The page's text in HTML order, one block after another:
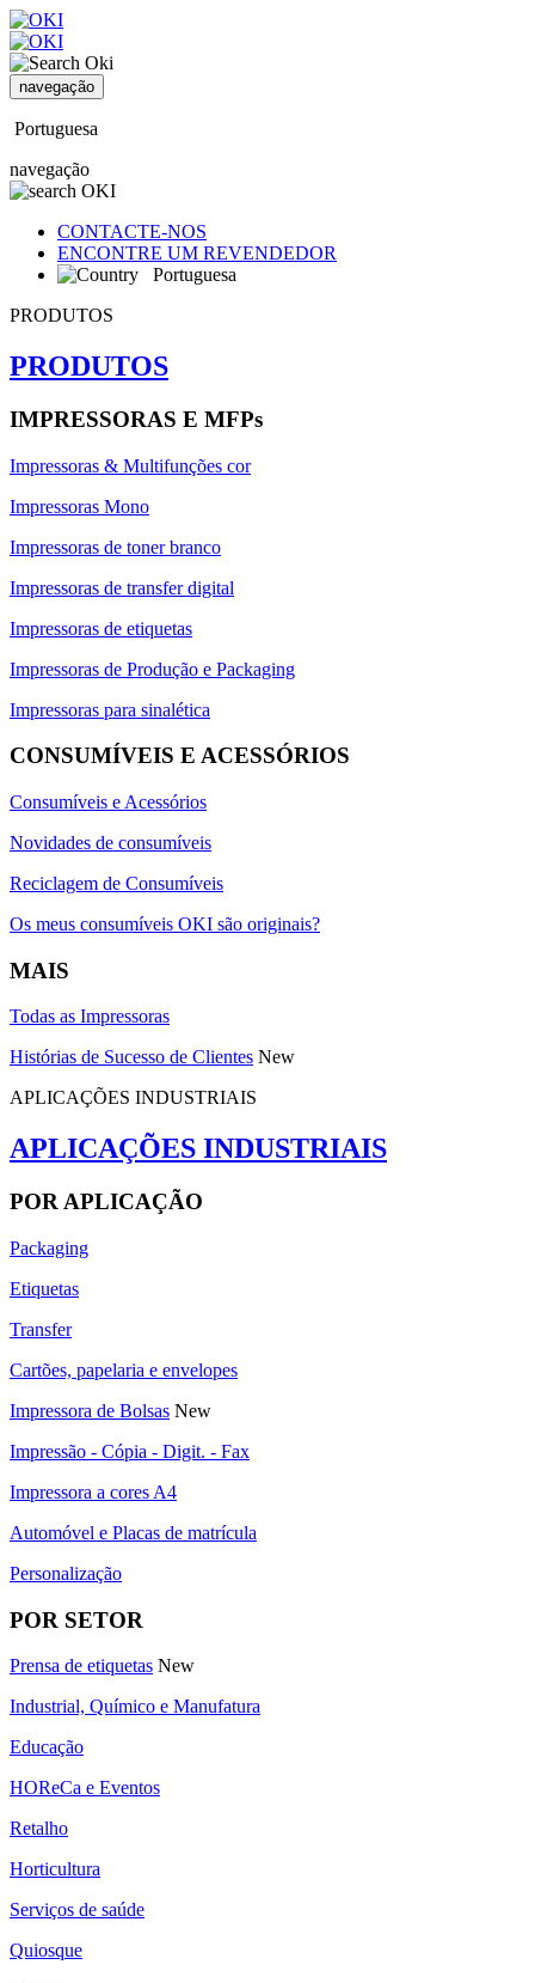
navegação
Portuguesa
navegação
CONTACTE-NOS
ENCONTRE UM REVENDEDOR
Portuguesa
PRODUTOS
PRODUTOS
IMPRESSORAS E MFPs
Impressoras & Multifunções cor
Impressoras Mono
Impressoras de toner branco
Impressoras de transfer digital
Impressoras de etiquetas
Impressoras de Produção e Packaging
Impressoras para sinalética
CONSUMÍVEIS E ACESSÓRIOS
Consumíveis e Acessórios
Novidades de consumíveis
Reciclagem de Consumíveis
Os meus consumíveis OKI são originais?
MAIS
Todas as Impressoras
Histórias de Sucesso de Clientes New
APLICAÇÕES INDUSTRIAIS
APLICAÇÕES INDUSTRIAIS
POR APLICAÇÃO
Packaging
Etiquetas
Transfer
Cartões, papelaria e envelopes
Impressora de Bolsas New
Impressão - Cópia - Digit. - Fax
Impressora a cores A4
Automóvel e Placas de matrícula
Personalização
POR SETOR
Prensa de etiquetas New
Industrial, Químico e Manufatura
Educação
HOReCa e Eventos
Retalho
Horticultura
Serviços de saúde
Quiosque